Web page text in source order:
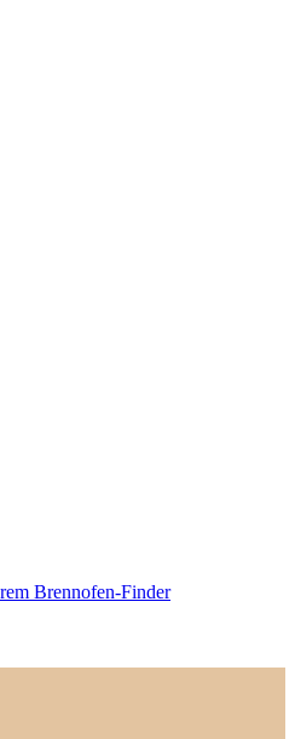
Brennofen-Finder